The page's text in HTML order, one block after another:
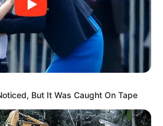
musik video milik Ha-Ash berjudul
serta musik video milik Enrique
(2021).
dan Fakta Connor Jessup
But It Was Caught On Tape